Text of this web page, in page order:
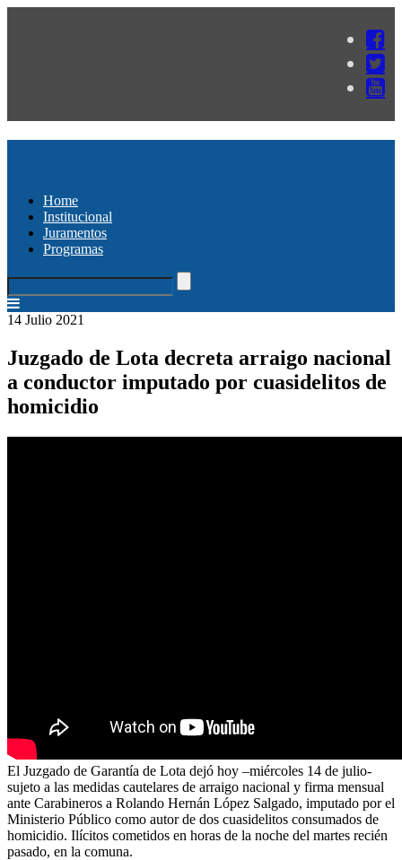
Home
Institucional
Juramentos
Programas
14 Julio 2021
Juzgado de Lota decreta arraigo nacional
a conductor imputado por cuasidelitos de
homicidio
El Juzgado de Garantía de Lota dejó hoy –miércoles 14 de julio-
sujeto a las medidas cautelares de arraigo nacional y firma mensual
ante Carabineros a Rolando Hernán López Salgado, imputado por el
Ministerio Público como autor de dos cuasidelitos consumados de
homicidio. Ilícitos cometidos en horas de la noche del martes recién
pasado, en la comuna.